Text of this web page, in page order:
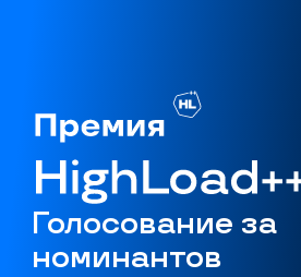
Голосование за
номинантов